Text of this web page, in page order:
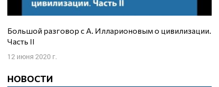
Большой разговор с А. Илларионовым о цивилизации.
Часть II
12 июня 2020 г.
НОВОСТИ